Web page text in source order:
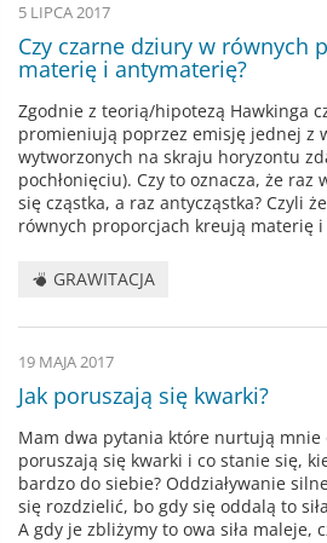
5 LIPCA 2017
Czy czarne dziury w równych
materię i antymaterię?
Zgodnie z teorią/hipotezą Hawkinga
promieniują poprzez emisję jednej z
wytworzonych na skraju horyzontu
pochłonięciu). Czy to oznacza, że
się cząstka, a raz antycząstka? Czyli
równych proporcjach kreują materię
GRAWITACJA
19 MAJA 2017
Jak poruszają się kwarki?
Mam dwa pytania które nurtują mnie
poruszają się kwarki i co stanie się,
bardzo do siebie? Oddziaływanie
się rozdzielić, bo gdy się oddalą to
A gdy je zbliżymy to owa siła maleje,